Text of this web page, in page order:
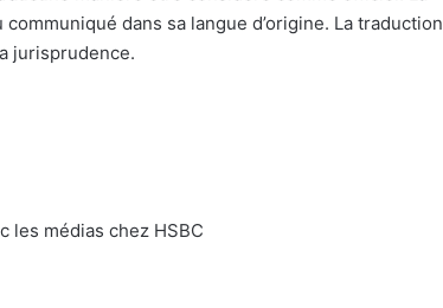
dans sa langue d’origine. La traduction
jurisprudence.
les médias chez HSBC